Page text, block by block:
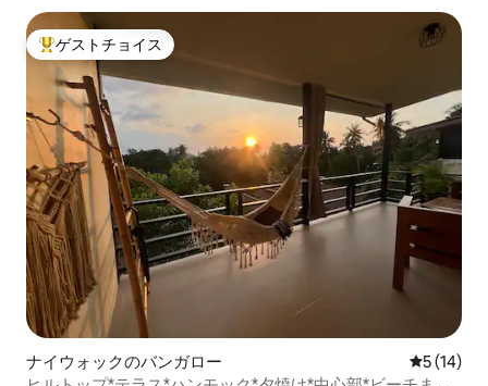
大好評のゲストチョイスです。
ゲストチョイス
ナイウォックのバンガロー レビュー
5 (14)